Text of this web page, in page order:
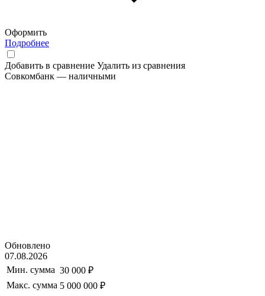
Оформить
Подробнее
Добавить в сравнение Удалить из сравнения
Совкомбанк — наличными
Обновлено
07.08.2026
Мин. сумма 30 000 ₽
Макс. сумма 5 000 000 ₽